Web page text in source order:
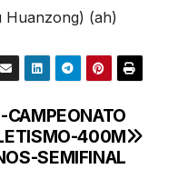
Huanzong) (ah)
400M
SEMIFINAL